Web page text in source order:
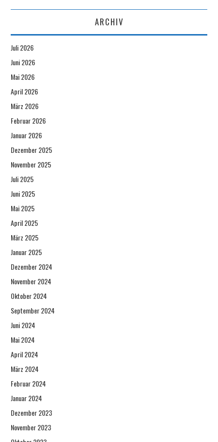
ARCHIV
Juli 2026
Juni 2026
Mai 2026
April 2026
März 2026
Februar 2026
Januar 2026
Dezember 2025
November 2025
Juli 2025
Juni 2025
Mai 2025
April 2025
März 2025
Januar 2025
Dezember 2024
November 2024
Oktober 2024
September 2024
Juni 2024
Mai 2024
April 2024
März 2024
Februar 2024
Januar 2024
Dezember 2023
November 2023